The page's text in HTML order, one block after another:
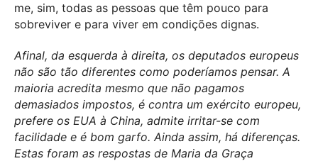
me, sim, todas as pessoas que têm pouco para
sobreviver e para viver em condições dignas.
Afinal, da esquerda à direita, os deputados europeus
não são tão diferentes como poderíamos pensar. A
maioria acredita mesmo que não pagamos
demasiados impostos, é contra um exército europeu,
prefere os EUA à China, admite irritar-se com
facilidade e é bom garfo. Ainda assim, há diferenças.
Estas foram as respostas de Maria da Graça